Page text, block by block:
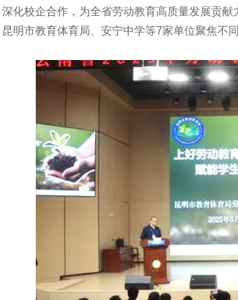
深化校企合作，为全省劳动教育高质量发展贡献
昆明市教育体育局、安宁中学等7家单位聚焦不